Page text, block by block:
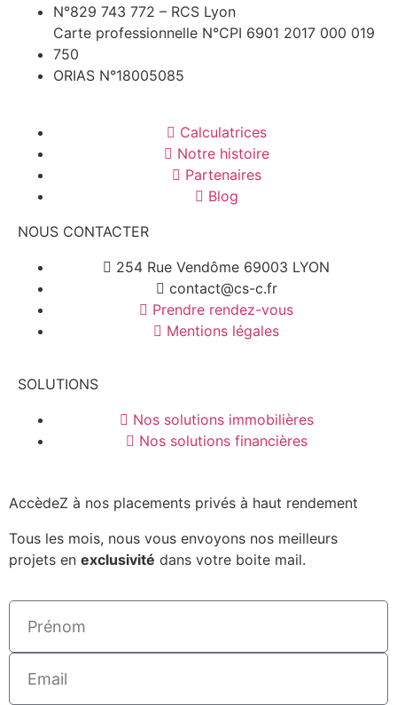
N°829 743 772 – RCS Lyon
Carte professionnelle N°CPI 6901 2017 000 019
750
ORIAS N°18005085
Calculatrices
Notre histoire
Partenaires
Blog
NOUS CONTACTER
254 Rue Vendôme 69003 LYON
contact@cs-c.fr
Prendre rendez-vous
Mentions légales
SOLUTIONS
Nos solutions immobilières
Nos solutions financières
AccèdeZ à nos placements privés à haut rendement
Tous les mois, nous vous envoyons nos meilleurs
projets en exclusivité dans votre boite mail.